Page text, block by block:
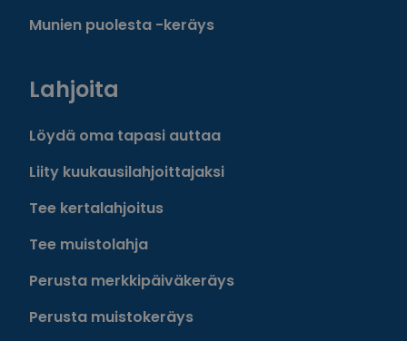
Munien puolesta -keräys
Lahjoita
Löydä oma tapasi auttaa
Liity kuukausilahjoittajaksi
Tee kertalahjoitus
Tee muistolahja
Perusta merkkipäiväkeräys
Perusta muistokeräys